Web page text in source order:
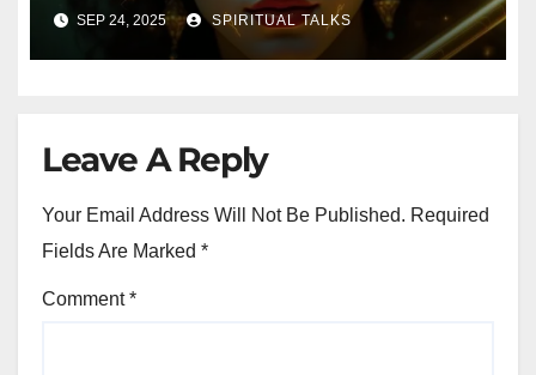
SEP 24, 2025 SPIRITUAL TALKS
Leave A Reply
Your Email Address Will Not Be Published. Required
Fields Are Marked *
Comment*